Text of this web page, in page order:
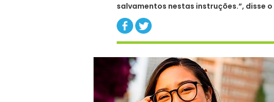
salvamentos nestas instruções.”, disse